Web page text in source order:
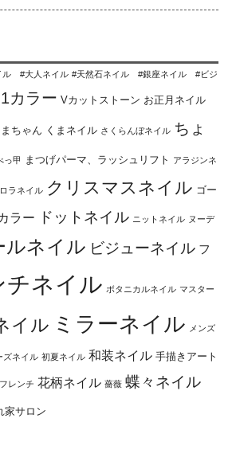
ル #大人ネイル #天然石ネイル #銀座ネイル #ビジ
1カラー Vカットストーン お正月ネイル
まちゃん くまネイル さくらんぼネイル ちょ
っ甲 まつげパーマ、ラッシュリフト アラジンネ
ラネイル クリスマスネイル ゴー
ラー ドットネイル ニットネイル ヌーデ
ルネイル ビジューネイル フ
チネイル ボタニカルネイル マスター
イル ミラーネイル メンズ
ズネイル 初夏ネイル 和装ネイル 手描きアート
レンチ 花柄ネイル 薔薇 蝶々ネイル
家サロン